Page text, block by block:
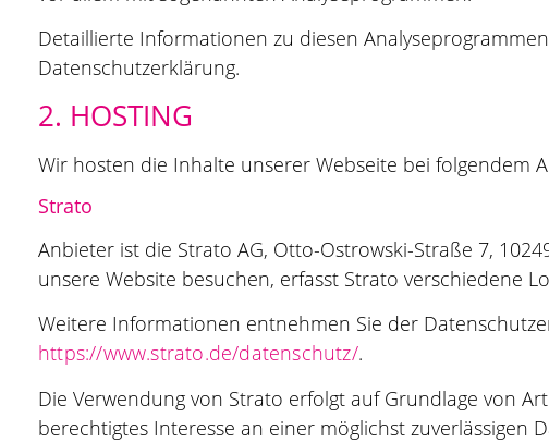
Detaillierte Informationen zu diesen
Datenschutzerklärung.
2. HOSTING
Wir hosten die Inhalte unserer Webseite bei folgendem
Strato
Anbieter ist die Strato AG, Otto-Ostrowski-Straße 7,
unsere Website besuchen, erfasst Strato verschiedene
Weitere Informationen entnehmen Sie der
https://www.strato.de/datenschutz/.
Die Verwendung von Strato erfolgt auf Grundlage von
berechtigtes Interesse an einer möglichst zuverlässigen